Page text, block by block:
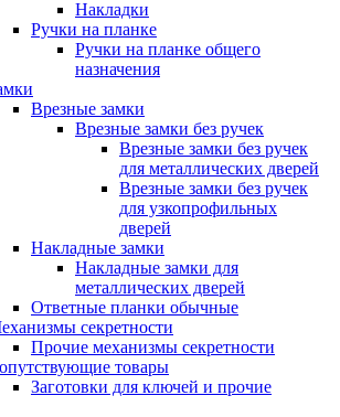
Накладки
Ручки на планке
Ручки на планке общего
назначения
Врезные замки
Врезные замки без ручек
Врезные замки без ручек
для металлических дверей
Врезные замки без ручек
для узкопрофильных
дверей
Накладные замки
Накладные замки для
металлических дверей
Ответные планки обычные
секретности
Прочие механизмы секретности
товары
Заготовки для ключей и прочие